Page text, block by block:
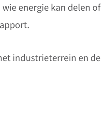
energie kan delen
industrieterrein en